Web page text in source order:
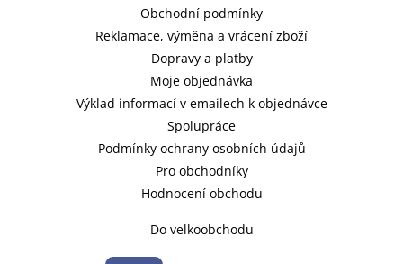
Obchodní podmínky
Reklamace, výměna a vrácení zboží
Dopravy a platby
Moje objednávka
Výklad informací v emailech k objednávce
Spolupráce
Podmínky ochrany osobních údajů
Pro obchodníky
Hodnocení obchodu
Do velkoobchodu